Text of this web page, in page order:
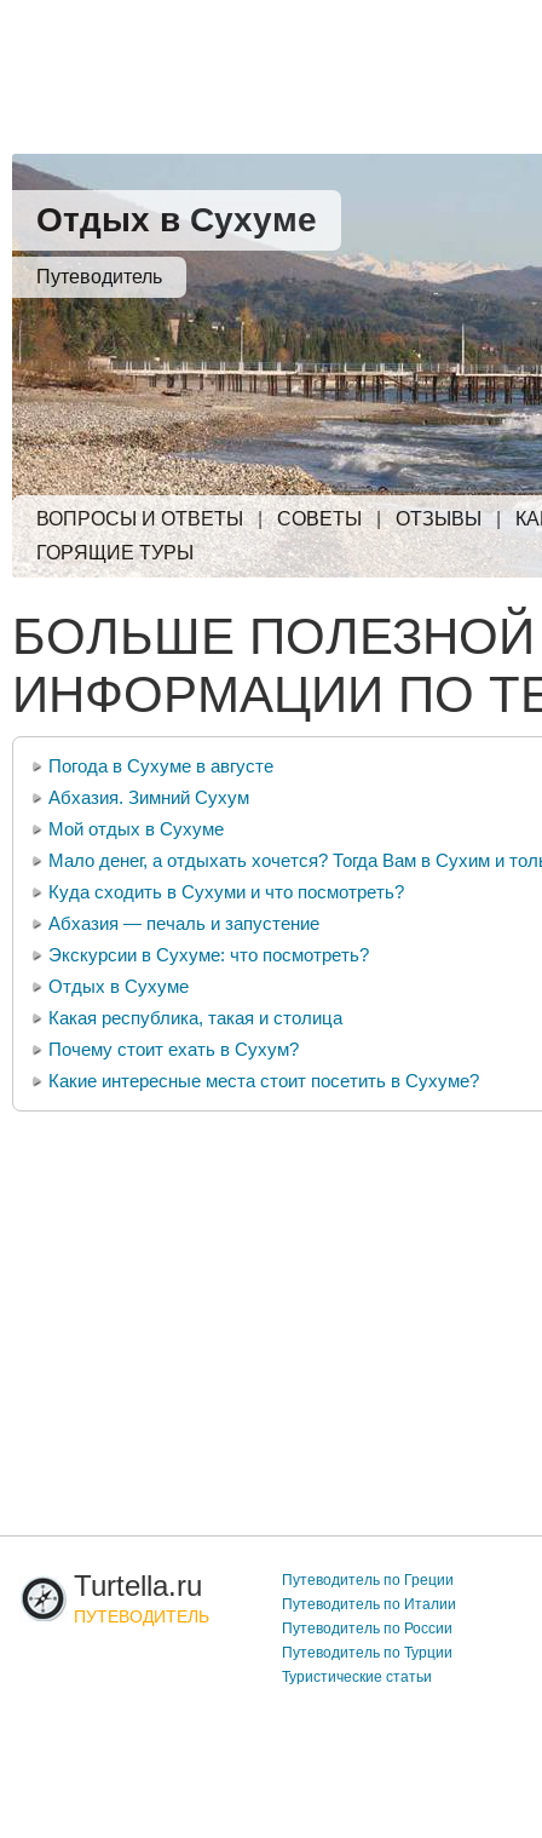
Отдых в Сухуме
Путеводитель
ВОПРОСЫ И ОТВЕТЫ |СОВЕТЫ| ОТЗЫВЫ |
ГОРЯЩИЕ ТУРЫ
БОЛЬШЕ ПОЛЕЗНОЙ
ИНФОРМАЦИИ ПО
Погода в Сухуме в августе
Абхазия. Зимний Сухум
Мой отдых в Сухуме
Мало денег, а отдыхать хочется? Тогда Вам в Сухим и
Куда сходить в Сухуми и что посмотреть?
Абхазия — печаль и запустение
Экскурсии в Сухуме: что посмотреть?
Отдых в Сухуме
Какая республика, такая и столица
Почему стоит ехать в Сухум?
Какие интересные места стоит посетить в Сухуме?
Turtella.ru
ПУТЕВОДИТЕЛЬ
Путеводитель по Греции
Путеводитель по Италии
Путеводитель по России
Путеводитель по Турции
Туристические статьи